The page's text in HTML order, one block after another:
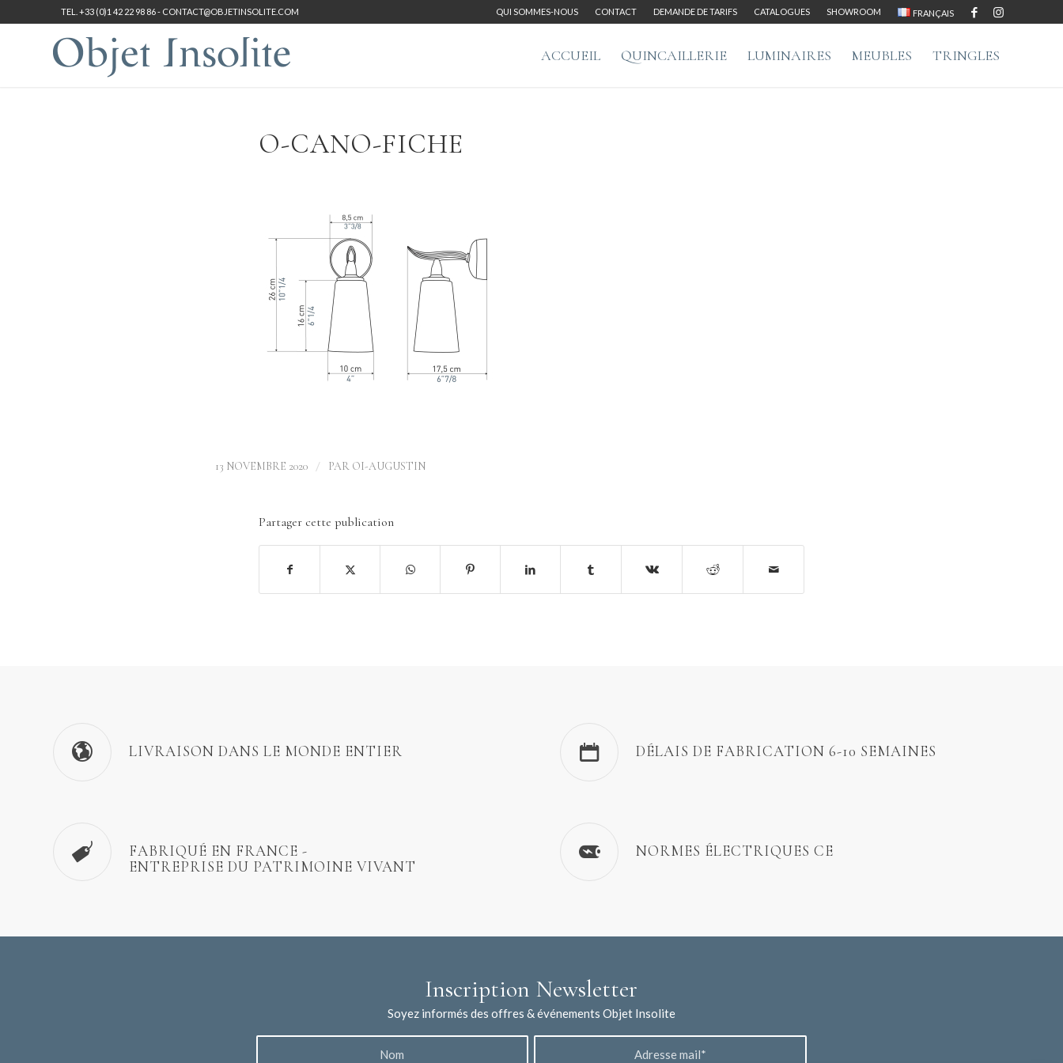
QUI SOMMES-NOUS CONTACT DEMANDE DE TARIFS CATALOGUES SHOWROOM FRANÇAIS
TEL. +33 (0)1 42 22 98 86 - CONTACT@OBJETINSOLITE.COM
ACCUEIL QUINCAILLERIE LUMINAIRES MEUBLES TRINGLES
O-CANO-FICHE
13 NOVEMBRE 2020 / PAR OI-AUGUSTIN
Partager cette publication
LIVRAISON DANS LE MONDE ENTIER DÉLAIS DE FABRICATION 6-10 SEMAINES
FABRIQUÉ EN FRANCE -
ENTREPRISE DU PATRIMOINE VIVANT
NORMES ÉLECTRIQUES CE
Inscription Newsletter
Soyez informés des offres & événements Objet Insolite